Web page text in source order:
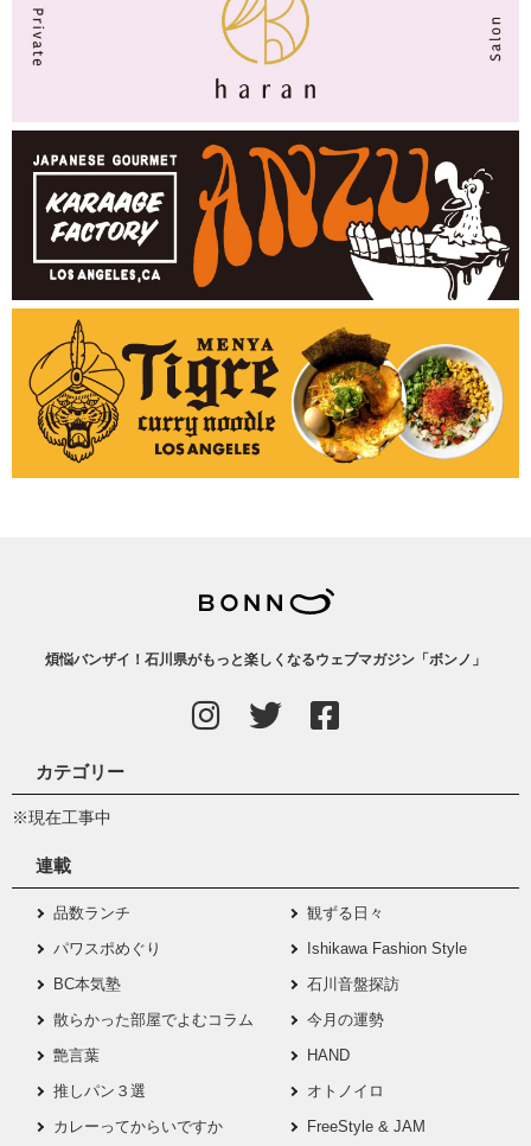
煩悩バンザイ！石川県がもっと楽しくなるウェブマガジン「ボンノ」
カテゴリー
※現在工事中
連載
品数ランチ
観ずる日々
パワスポめぐり
Ishikawa Fashion Style
BC本気塾
石川音盤探訪
散らかった部屋でよむコラム
今月の運勢
艶言葉
HAND
推しパン３選
オトノイロ
カレーってからいですか
FreeStyle & JAM